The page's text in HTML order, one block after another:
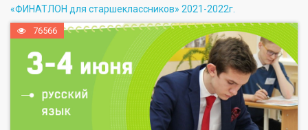
«ФИНАТЛОН для старшеклассников» 2021-2022г.
76566